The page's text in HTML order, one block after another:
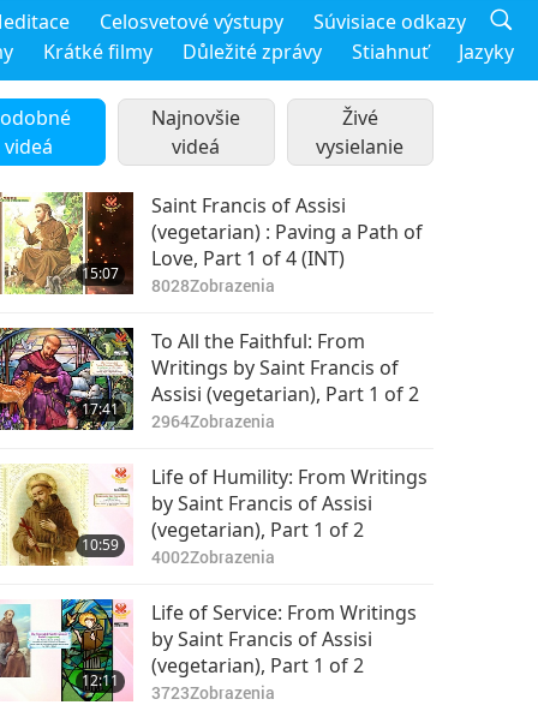
Celosvetové výstupy
Súvisiace odkazy
Krátké filmy Důležité zprávy Stiahnuť Jazyky
videá
Najnovšie
videá
Živé
vysielanie
15:07
Saint Francis of Assisi
(vegetarian) : Paving a Path of
Love, Part 1 of 4 (INT)
8028Zobrazenia
17:41
To All the Faithful: From
Writings by Saint Francis of
Assisi (vegetarian), Part 1 of 2
2964Zobrazenia
10:59
Life of Humility: From Writings
by Saint Francis of Assisi
(vegetarian), Part 1 of 2
4002Zobrazenia
12:11
Life of Service: From Writings
by Saint Francis of Assisi
(vegetarian), Part 1 of 2
3723Zobrazenia
0:56
Oslava narození
uctívaného Satgurua
Kabira Sahiba Ji
(vegetarián) s
chválou
8343Zobrazenia
1:04
Oslava narození
uctívaného Mistra
Padmasambhavy
(vegetarián) s
chválou
7163Zobrazenia
0:59
Oslava ctihodného
mully Nasruddína
Hodži (vegetarián) s
vděčností, láskou a
6455Zobrazenia
1:03
Oslavujeme
ctihodného
patriarchu
Bódhidharmu (vegan)
6646Zobrazenia